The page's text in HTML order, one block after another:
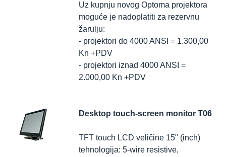
Uz kupnju novog Optoma projektora
moguće je nadoplatiti za rezervnu
žarulju:
- projektori do 4000 ANSI = 1.300,00
Kn +PDV
- projektori iznad 4000 ANSI =
2.000,00 Kn +PDV
Desktop touch-screen monitor T06
TFT touch LCD veličine 15" (inch)
tehnologija: 5-wire resistive,